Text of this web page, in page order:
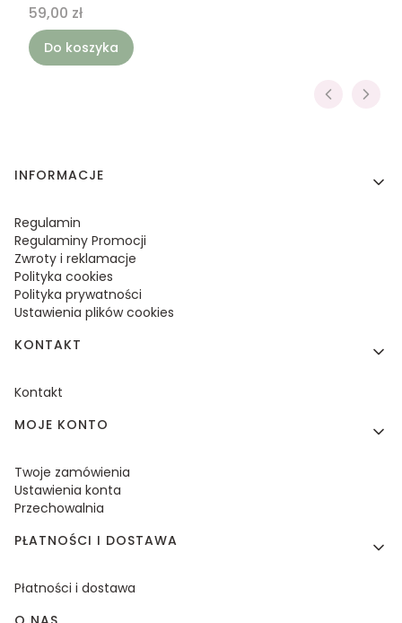
Cena
59,00 zł
Do koszyka
Linki w stopce
INFORMACJE
Regulamin
Regulaminy Promocji
Zwroty i reklamacje
Polityka cookies
Polityka prywatności
Ustawienia plików cookies
KONTAKT
Kontakt
MOJE KONTO
Twoje zamówienia
Ustawienia konta
Przechowalnia
PŁATNOŚCI I DOSTAWA
Płatności i dostawa